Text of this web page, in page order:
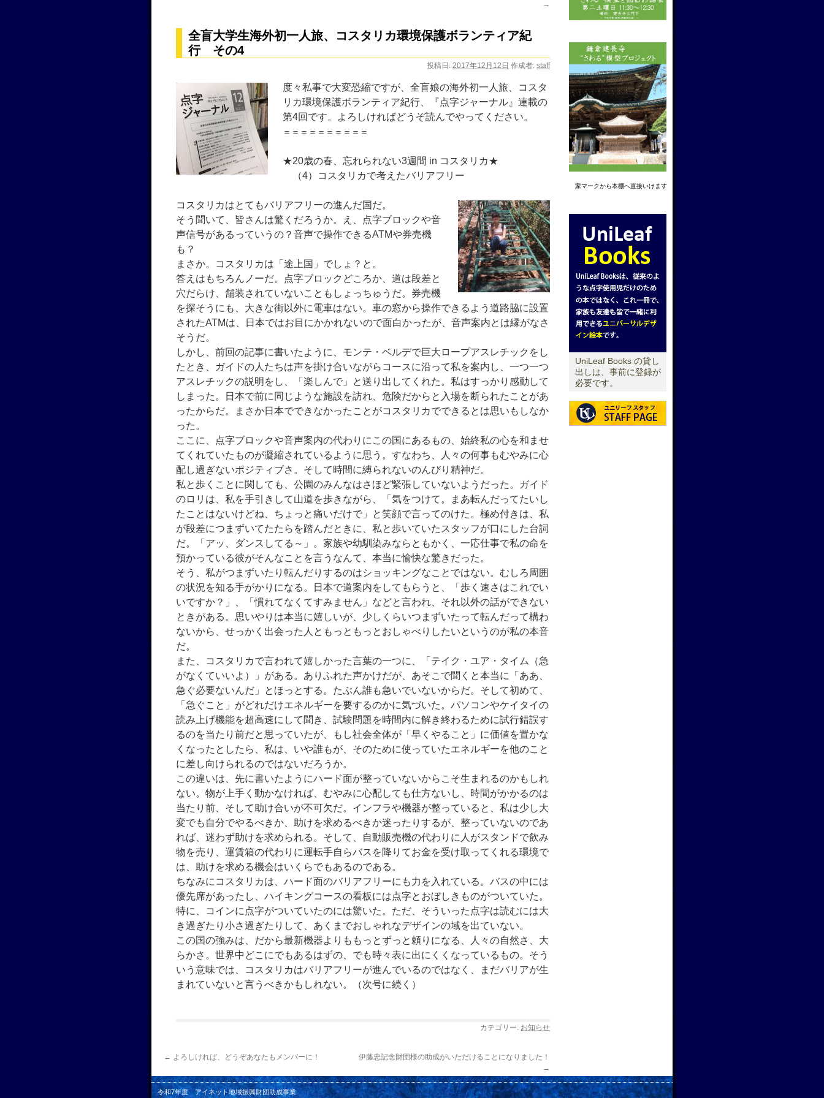
→
全盲大学生海外初一人旅、コスタリカ環境保護ボランティア紀
行 その4
投稿日: 2017年12月12日 作成者: staff
度々私事で大変恐縮ですが、 全盲娘の海外初一人旅、コスタ
リカ環境保護ボランティア紀行、『点字ジャーナル』連載の
第4回です。よろしければどうぞ読んでやってください。
＝＝＝＝＝＝＝＝＝＝
★20歳の春、忘れられない3週間 in コスタリカ★
（4）コスタリカで考えたバリアフリー
コスタリカはとてもバリアフリーの進んだ国だ。
そう聞いて、皆さんは驚くだろうか。え、点字ブロックや音
声信号があるっていうの？音声で操作できるATMや券売機
も？
まさか。コスタリカは「途上国」でしょ？と。
答えはもちろんノーだ。点字ブロックどころか、道は段差と
穴だらけ、舗装されていないこともしょっちゅうだ。券売機
を探そうにも、大きな街以外に電車はない。車の窓から操作できるよう道路脇に設置
されたATMは、日本ではお目にかかれないので面白かったが、音声案内とは縁がなさ
そうだ。
しかし、前回の記事に書いたように、モンテ・ベルデで巨大ロープアスレチックをし
たとき、ガイドの人たちは声を掛け合いながらコースに沿って私を案内し、一つ一つ
アスレチックの説明をし、「楽しんで」と送り出してくれた。私はすっかり感動して
しまった。日本で前に同じような施設を訪れ、危険だからと入場を断られたことがあ
ったからだ。まさか日本でできなかったことがコスタリカでできるとは思いもしなか
った。
ここに、点字ブロックや音声案内の代わりにこの国にあるもの、始終私の心を和ませ
てくれていたものが凝縮されているように思う。すなわち、人々の何事もむやみに心
配し過ぎないポジティブさ。そして時間に縛られないのんびり精神だ。
私と歩くことに関しても、公園のみんなはさほど緊張していないようだった。ガイド
のロリは、私を手引きして山道を歩きながら、「気をつけて。まあ転んだってたいし
たことはないけどね、ちょっと痛いだけで」と笑顔で言ってのけた。極め付きは、私
が段差につまずいてたたらを踏んだときに、私と歩いていたスタッフが口にした台詞
だ。「アッ、ダンスしてる～」。家族や幼馴染みならともかく、一応仕事で私の命を
預かっている彼がそんなことを言うなんて、本当に愉快な驚きだった。
そう、私がつまずいたり転んだりするのはショッキングなことではない。むしろ周囲
の状況を知る手がかりになる。日本で道案内をしてもらうと、「歩く速さはこれでい
いですか？」、「慣れてなくてすみません」などと言われ、それ以外の話ができない
ときがある。思いやりは本当に嬉しいが、少しくらいつまずいたって転んだって構わ
ないから、せっかく出会った人ともっともっとおしゃべりしたいというのが私の本音
だ。
また、コスタリカで言われて嬉しかった言葉の一つに、「テイク・ユア・タイム（急
がなくていいよ）」がある。ありふれた声かけだが、あそこで聞くと本当に「ああ、
急ぐ必要ないんだ」とほっとする。たぶん誰も急いでいないからだ。そして初めて、
「急ぐこと」がどれだけエネルギーを要するのかに気づいた。パソコンやケイタイの
読み上げ機能を超高速にして聞き、試験問題を時間内に解き終わるために試行錯誤す
るのを当たり前だと思っていたが、もし社会全体が「早くやること」に価値を置かな
くなったとしたら、私は、いや誰もが、そのために使っていたエネルギーを他のこと
に差し向けられるのではないだろうか。
この違いは、先に書いたようにハード面が整っていないからこそ生まれるのかもしれ
ない。物が上手く動かなければ、むやみに心配しても仕方ないし、時間がかかるのは
当たり前、そして助け合いが不可欠だ。インフラや機器が整っていると、私は少し大
変でも自分でやるべきか、助けを求めるべきか迷ったりするが、整っていないのであ
れば、迷わず助けを求められる。そして、自動販売機の代わりに人がスタンドで飲み
物を売り、運賃箱の代わりに運転手自らバスを降りてお金を受け取ってくれる環境で
は、助けを求める機会はいくらでもあるのである。
ちなみにコスタリカは、ハード面のバリアフリーにも力を入れている。バスの中には
優先席があったし、ハイキングコースの看板には点字とおぼしきものがついていた。
特に、コインに点字がついていたのには驚いた。ただ、そういった点字は読むには大
き過ぎたり小さ過ぎたりして、あくまでおしゃれなデザインの域を出ていない。
この国の強みは、だから最新機器よりももっとずっと頼りになる、人々の自然さ、大
らかさ。世界中どこにでもあるはずの、でも時々表に出にくくなっているもの。そう
いう意味では、コスタリカはバリアフリーが進んでいるのではなく、まだバリアが生
まれていないと言うべきかもしれない。（次号に続く）
カテゴリー: お知らせ
← よろしければ、どうぞあなたもメンバーに！
伊藤忠記念財団様の助成がいただけることになりました！
→
家マークから本棚へ直接いけます
UniLeaf Books の貸し
出しは、事前に登録が
必要です。
令和7年度 アイネット地域振興財団助成事業